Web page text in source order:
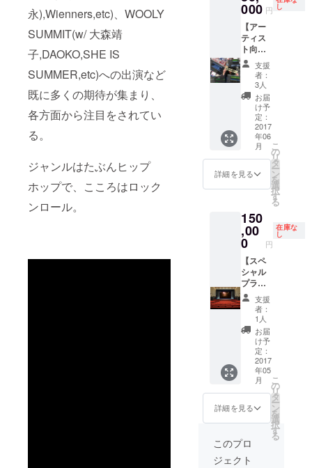
永),Wienners,etc)、WOOLY
SUMMIT(w/ 大森靖
子,DAOKO,SHE IS
SUMMER,etc)への出演など
既に多くの期待が集まり、
各方面から注目をされてい
る。
ジャンルはたぶんヒップ
ホップで、こころはロック
ンロール。
ラー/プ
リント
カラー/
サイズ
を自由
選択）
※通常は
白ボ
ディ/黒
プリン
ト、黒
ボディ/
白プリ
ントの
フォー
ラム
HALL A
（東京
都千代
田区丸
の内3丁
目5番1
号） 日
程 : 5月
25日
（木）
OPEN
18:00/
START
19:00 ※
なりま
す
000 円 し
【アー
ティス
ト向
け】 ト
ラック
メー
カー春
ねむり
による
オリジ
ナルト
ラック
提供‼︎あ
なたの
歌を春
ねむり
ラック
にのせ
ません
か♡ も
ちろん
商用利
用可能
ですの
で、企
業のPR
用動画
などに
もどう
ぞ。 ※
納期は
相談に
なりま
す
支援
者：
3人
お届
け予
定：
2017
年06
月
詳細を見る
こ
の
リ
タ
ー
ン
を
選
択
す
る
150
,00
0 円
在庫な
し
【スペ
シャル
プラ
ン】 1
名さま
限定ス
ペシャ
ルプラ
ン‼︎ 春
ねむり
があな
たの為
だけ
に、映
画館シ
アター
でMV上
映&ライ
ブ♡
支援
者：
1人
お届
け予
定：
2017
年05
月
詳細を見る
こ
の
リ
タ
ー
ン
を
選
択
す
る
このプロ
ジェクト